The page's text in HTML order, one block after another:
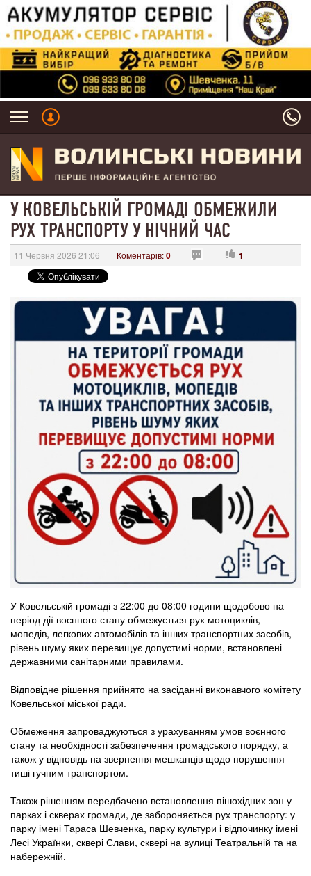
У КОВЕЛЬСЬКІЙ ГРОМАДІ ОБМЕЖИЛИ
РУХ ТРАНСПОРТУ У НІЧНИЙ ЧАС
11 Червня 2026 21:06 Коментарів:0 1
У Ковельській громаді з 22:00 до 08:00 години щодобово на
період дії воєнного стану обмежується рух мотоциклів,
мопедів, легкових автомобілів та інших транспортних засобів,
рівень шуму яких перевищує допустимі норми, встановлені
державними санітарними правилами.
Відповідне рішення прийнято на засіданні виконавчого комітету
Ковельської міської ради.
Обмеження запроваджуються з урахуванням умов воєнного
стану та необхідності забезпечення громадського порядку, а
також у відповідь на звернення мешканців щодо порушення
тиші гучним транспортом.
Також рішенням передбачено встановлення пішохідних зон у
парках і скверах громади, де забороняється рух транспорту: у
парку імені Тараса Шевченка, парку культури і відпочинку імені
Лесі Українки, сквері Слави, сквері на вулиці Театральній та на
набережній.